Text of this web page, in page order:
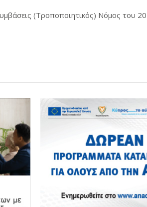
(Τροποποιητικός) Νόμος του